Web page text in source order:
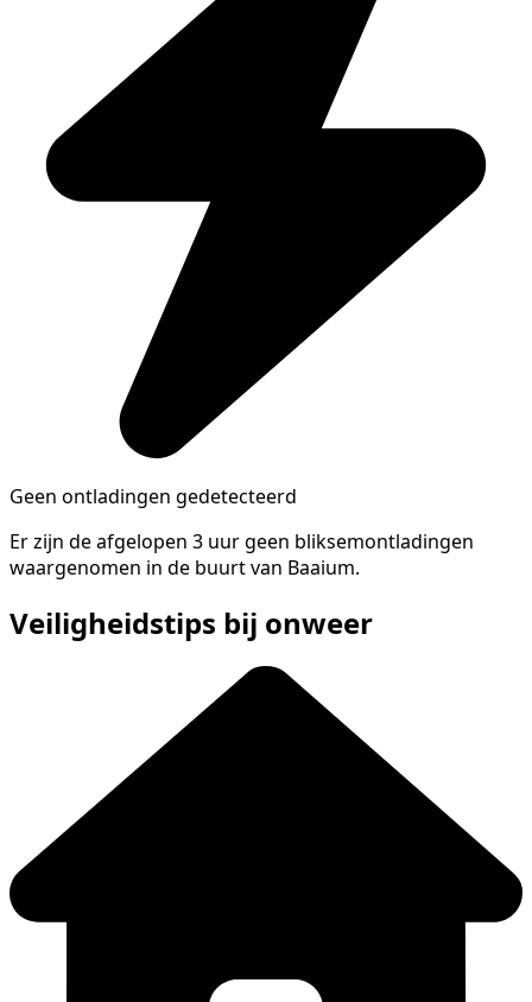
Geen ontladingen gedetecteerd
Er zijn de afgelopen 3 uur geen bliksemontladingen
waargenomen in de buurt van Baaium.
Veiligheidstips bij onweer